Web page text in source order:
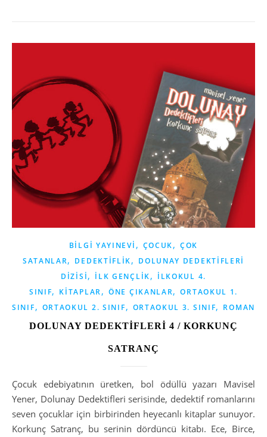
BILGI YAYINEVI , ÇOCUK,ÇOK
SATANLAR, DEDEKTIFLIK, DOLUNAY DEDEKTIFLERI
DIZISI, İLK GENÇLIK, İLKOKUL 4.
SINIF, KITAPLAR, ÖNE ÇIKANLAR,ORTAOKUL 1.
SINIF, ORTAOKUL 2. SINIF, ORTAOKUL 3. SINIF, ROMAN
DOLUNAY DEDEKTİFLERİ 4 / KORKUNÇ
SATRANÇ
Çocuk edebiyatının üretken, bol ödüllü yazarı Mavisel
Yener, Dolunay Dedektifleri serisinde, dedektif romanlarını
seven çocuklar için birbirinden heyecanlı kitaplar sunuyor.
Korkunç Satranç, bu serinin dördüncü kitabı. Ece, Birce,